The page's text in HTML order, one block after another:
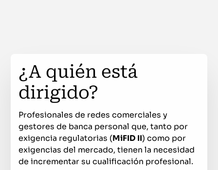
¿A quién está
dirigido?
Profesionales de redes comerciales y
gestores de banca personal que, tanto por
exigencia regulatorias (MiFID II) como por
exigencias del mercado, tienen la necesidad
de incrementar su cualificación profesional.